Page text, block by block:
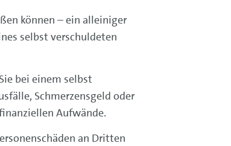
können – ein alleiniger
selbst verschuldeten
bei einem selbst
Schmerzensgeld oder
Aufwände.
an Dritten